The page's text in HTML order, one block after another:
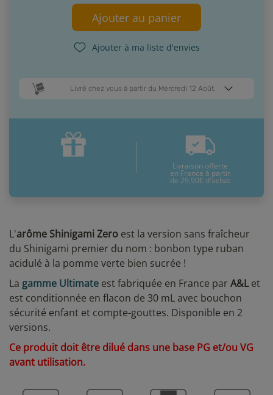
L'arôme Shinigami Zero est la version sans fraîcheur
du Shinigami premier du nom : bonbon type ruban
acidulé à la pomme verte bien sucrée !
La gamme Ultimate est fabriquée en France par A&Let
est conditionnée en flacon de 30 mL avec bouchon
sécurité enfant et compte-gouttes. Disponible en 2
versions.
Ce produit doit être dilué dans une base PG et/ou VG
avant utilisation.
Ajouter au panier
Ajouter à ma liste d'envies
Livré chez vous à partir du Mercredi 12 Août.
Vendredi 14 Août Mercredi 12 Août
* Pour une livraison en France métropolitaine+ d'infos
Livraison offerte
en France à partir
de 29,90€ d'achat